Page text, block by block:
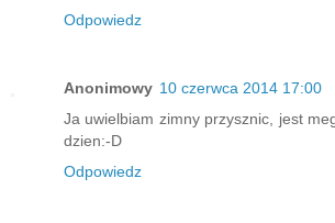
Odpowiedz
Anonimowy 10 czerwca 2014 17:00
Ja uwielbiam zimny przysznic, jest
dzien:-D
Odpowiedz